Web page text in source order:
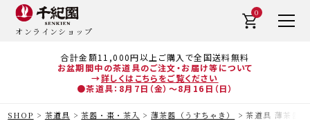
合計金額11,000円以上ご購入で全国送料無料
お盆期間中の茶道具のご注文・お届け等について
→詳しくはこちらをご覧ください
●茶道具：8月7日（金）～8月16日（日）
オンラインショップ
0
SHOP 茶道具 茶器・棗・茶入 薄茶器（うすちゃき） 茶道具 薄茶器